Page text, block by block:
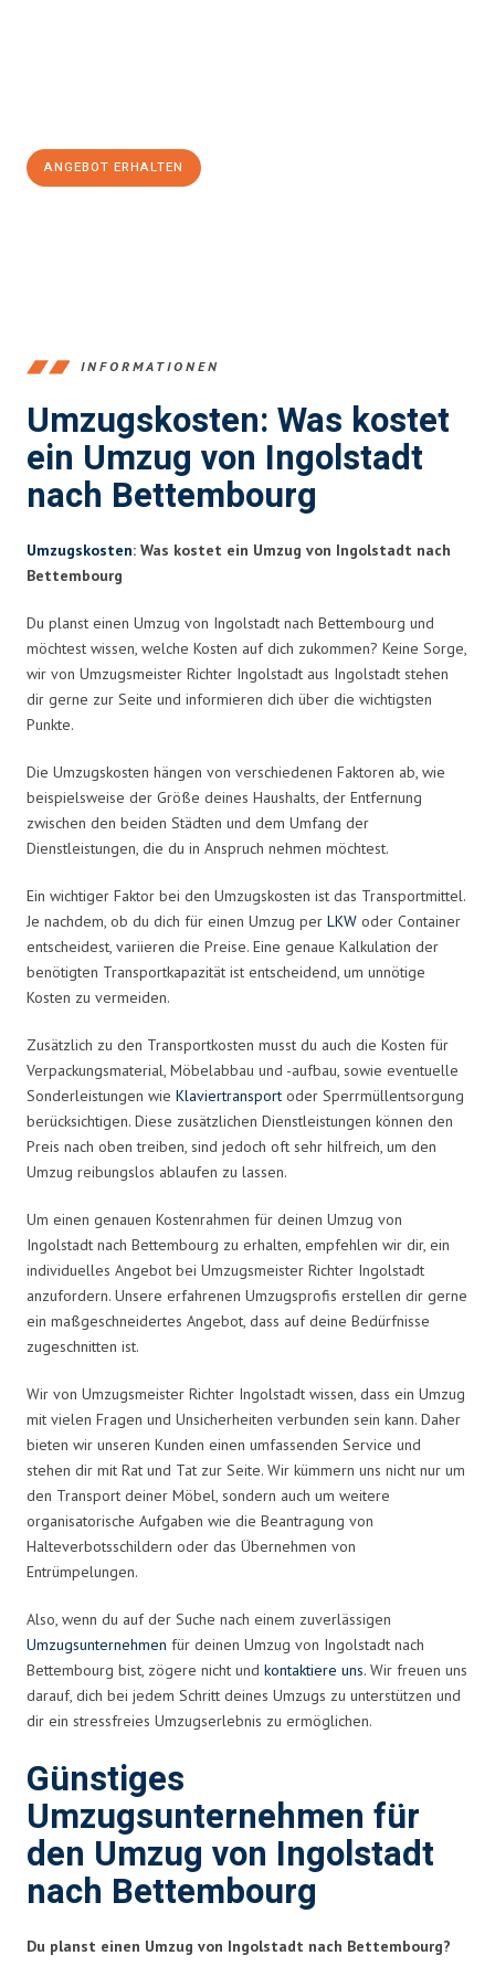
ANGEBOT ERHALTEN
INFORMATIONEN
Umzugskosten: Was kostet
ein Umzug von Ingolstadt
nach Bettembourg
Umzugskosten: Was kostet ein Umzug von Ingolstadt nach
Bettembourg
Du planst einen Umzug von Ingolstadt nach Bettembourg und
möchtest wissen, welche Kosten auf dich zukommen? Keine Sorge,
wir von Umzugsmeister Richter Ingolstadt aus Ingolstadt stehen
dir gerne zur Seite und informieren dich über die wichtigsten
Punkte.
Die Umzugskosten hängen von verschiedenen Faktoren ab, wie
beispielsweise der Größe deines Haushalts, der Entfernung
zwischen den beiden Städten und dem Umfang der
Dienstleistungen, die du in Anspruch nehmen möchtest.
Ein wichtiger Faktor bei den Umzugskosten ist das Transportmittel.
Je nachdem, ob du dich für einen Umzug per LKW oder Container
entscheidest, variieren die Preise. Eine genaue Kalkulation der
benötigten Transportkapazität ist entscheidend, um unnötige
Kosten zu vermeiden.
Zusätzlich zu den Transportkosten musst du auch die Kosten für
Verpackungsmaterial, Möbelabbau und -aufbau, sowie eventuelle
Sonderleistungen wie Klaviertransport oder Sperrmüllentsorgung
berücksichtigen. Diese zusätzlichen Dienstleistungen können den
Preis nach oben treiben, sind jedoch oft sehr hilfreich, um den
Umzug reibungslos ablaufen zu lassen.
Um einen genauen Kostenrahmen für deinen Umzug von
Ingolstadt nach Bettembourg zu erhalten, empfehlen wir dir, ein
individuelles Angebot bei Umzugsmeister Richter Ingolstadt
anzufordern. Unsere erfahrenen Umzugsprofis erstellen dir gerne
ein maßgeschneidertes Angebot, dass auf deine Bedürfnisse
zugeschnitten ist.
Wir von Umzugsmeister Richter Ingolstadt wissen, dass ein Umzug
mit vielen Fragen und Unsicherheiten verbunden sein kann. Daher
bieten wir unseren Kunden einen umfassenden Service und
stehen dir mit Rat und Tat zur Seite. Wir kümmern uns nicht nur um
den Transport deiner Möbel, sondern auch um weitere
organisatorische Aufgaben wie die Beantragung von
Halteverbotsschildern oder das Übernehmen von
Entrümpelungen.
Also, wenn du auf der Suche nach einem zuverlässigen
Umzugsunternehmen für deinen Umzug von Ingolstadt nach
Bettembourg bist, zögere nicht und kontaktiere uns. Wir freuen uns
darauf, dich bei jedem Schritt deines Umzugs zu unterstützen und
dir ein stressfreies Umzugserlebnis zu ermöglichen.
Günstiges
Umzugsunternehmen für
den Umzug von Ingolstadt
nach Bettembourg
Du planst einen Umzug von Ingolstadt nach Bettembourg?